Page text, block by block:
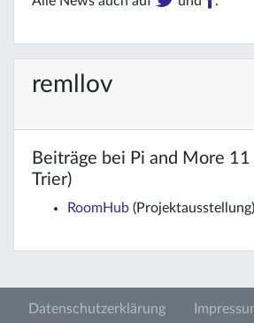
remllov
Beiträge bei Pi and More
Trier)
RoomHub (Projektausstellung)
Datenschutzerklärung